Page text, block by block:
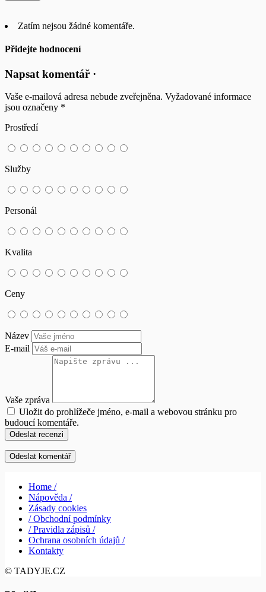
Zatím nejsou žádné komentáře.
Přidejte hodnocení
Napsat komentář ·
Vaše e-mailová adresa nebude zveřejněna. Vyžadované informace
jsou označeny *
Prostředí
Služby
Personál
Kvalita
Ceny
Název
E-mail
Vaše zpráva
Uložit do prohlížeče jméno, e-mail a webovou stránku pro
budoucí komentáře.
Odeslat recenzi
Home /
Nápověda /
Zásady cookies
/ Obchodní podmínky
/ Pravidla zápisů /
Ochrana osobních údajů /
Kontakty
© TADYJE.CZ